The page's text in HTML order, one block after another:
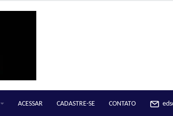
ACESSAR CADASTRE-SE CONTATO